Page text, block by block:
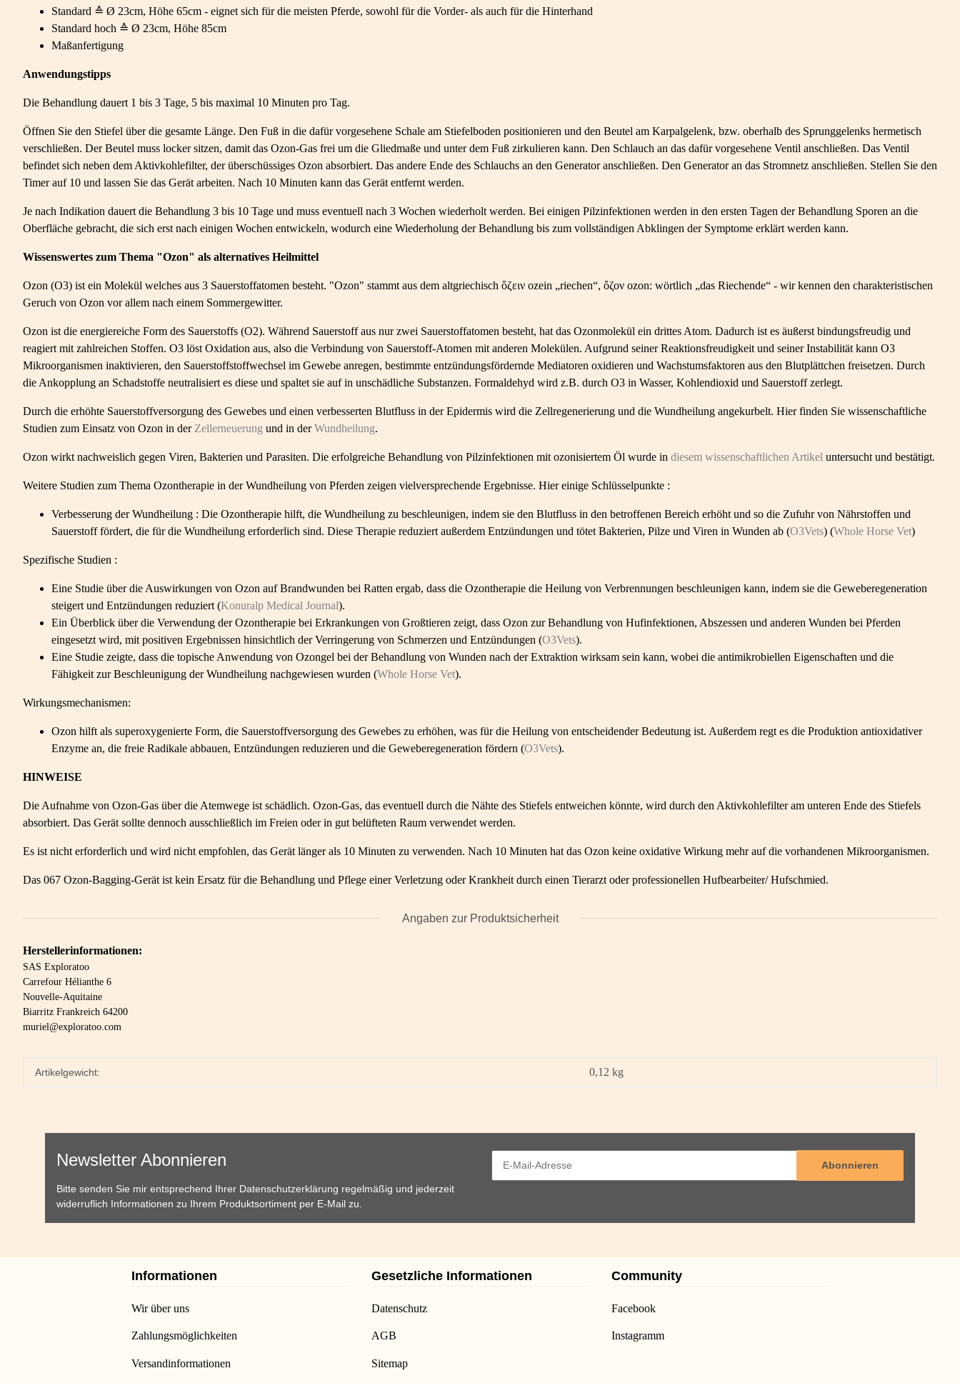
Standard ≙ Ø 23cm, Höhe 65cm - eignet sich für die meisten Pferde, sowohl für die Vorder- als auch für die Hinterhand
Standard hoch ≙ Ø 23cm, Höhe 85cm
Maßanfertigung
Anwendungstipps
Die Behandlung dauert 1 bis 3 Tage, 5 bis maximal 10 Minuten pro Tag.
Öffnen Sie den Stiefel über die gesamte Länge. Den Fuß in die dafür vorgesehene Schale am Stiefelboden positionieren und den Beutel am Karpalgelenk, bzw. oberhalb des Sprunggelenks hermetisch
verschließen. Der Beutel muss locker sitzen, damit das Ozon-Gas frei um die Gliedmaße und unter dem Fuß zirkulieren kann. Den Schlauch an das dafür vorgesehene Ventil anschließen. Das Ventil
befindet sich neben dem Aktivkohlefilter, der überschüssiges Ozon absorbiert. Das andere Ende des Schlauchs an den Generator anschließen. Den Generator an das Stromnetz anschließen. Stellen Sie den
Timer auf 10 und lassen Sie das Gerät arbeiten. Nach 10 Minuten kann das Gerät entfernt werden.
Je nach Indikation dauert die Behandlung 3 bis 10 Tage und muss eventuell nach 3 Wochen wiederholt werden. Bei einigen Pilzinfektionen werden in den ersten Tagen der Behandlung Sporen an die
Oberfläche gebracht, die sich erst nach einigen Wochen entwickeln, wodurch eine Wiederholung der Behandlung bis zum vollständigen Abklingen der Symptome erklärt werden kann.
Wissenswertes zum Thema "Ozon" als alternatives Heilmittel
Ozon (O3) ist ein Molekül welches aus 3 Sauerstoffatomen besteht. "Ozon" stammt aus dem altgriechisch ὄζειν ozein „riechen“, ὄζον ozon: wörtlich „das Riechende“ - wir kennen den charakteristischen
Geruch von Ozon vor allem nach einem Sommergewitter.
Ozon ist die energiereiche Form des Sauerstoffs (O2). Während Sauerstoff aus nur zwei Sauerstoffatomen besteht, hat das Ozonmolekül ein drittes Atom. Dadurch ist es äußerst bindungsfreudig und
reagiert mit zahlreichen Stoffen. O3 löst Oxidation aus, also die Verbindung von Sauerstoff-Atomen mit anderen Molekülen. Aufgrund seiner Reaktionsfreudigkeit und seiner Instabilität kann O3
Mikroorganismen inaktivieren, den Sauerstoffstoffwechsel im Gewebe anregen, bestimmte entzündungsfördernde Mediatoren oxidieren und Wachstumsfaktoren aus den Blutplättchen freisetzen. Durch
die Ankopplung an Schadstoffe neutralisiert es diese und spaltet sie auf in unschädliche Substanzen. Formaldehyd wird z.B. durch O3 in Wasser, Kohlendioxid und Sauerstoff zerlegt.
Durch die erhöhte Sauerstoffversorgung des Gewebes und einen verbesserten Blutfluss in der Epidermis wird die Zellregenerierung und die Wundheilung angekurbelt. Hier finden Sie wissenschaftliche
Studien zum Einsatz von Ozon in der Zellerneuerung und in derWundheilung.
Ozon wirkt nachweislich gegen Viren, Bakterien und Parasiten. Die erfolgreiche Behandlung von Pilzinfektionen mit ozonisiertem Öl wurde in diesem wissenschaftlichen Artikel untersucht und bestätigt.
Weitere Studien zum Thema Ozontherapie in der Wundheilung von Pferden zeigen vielversprechende Ergebnisse. Hier einige Schlüsselpunkte :
Verbesserung der Wundheilung : Die Ozontherapie hilft, die Wundheilung zu beschleunigen, indem sie den Blutfluss in den betroffenen Bereich erhöht und so die Zufuhr von Nährstoffen und
Sauerstoff fördert, die für die Wundheilung erforderlich sind. Diese Therapie reduziert außerdem Entzündungen und tötet Bakterien, Pilze und Viren in Wunden ab (O3Vets) (Whole Horse Vet)
Spezifische Studien :
Eine Studie über die Auswirkungen von Ozon auf Brandwunden bei Ratten ergab, dass die Ozontherapie die Heilung von Verbrennungen beschleunigen kann, indem sie die Geweberegeneration
steigert und Entzündungen reduziert (Konuralp Medical Journal).
Ein Überblick über die Verwendung der Ozontherapie bei Erkrankungen von Großtieren zeigt, dass Ozon zur Behandlung von Hufinfektionen, Abszessen und anderen Wunden bei Pferden
eingesetzt wird, mit positiven Ergebnissen hinsichtlich der Verringerung von Schmerzen und Entzündungen (O3Vets).
Eine Studie zeigte, dass die topische Anwendung von Ozongel bei der Behandlung von Wunden nach der Extraktion wirksam sein kann, wobei die antimikrobiellen Eigenschaften und die
Fähigkeit zur Beschleunigung der Wundheilung nachgewiesen wurden (Whole Horse Vet).
Wirkungsmechanismen:
Ozon hilft als superoxygenierte Form, die Sauerstoffversorgung des Gewebes zu erhöhen, was für die Heilung von entscheidender Bedeutung ist. Außerdem regt es die Produktion antioxidativer
Enzyme an, die freie Radikale abbauen, Entzündungen reduzieren und die Geweberegeneration fördern (O3Vets).
HINWEISE
Die Aufnahme von Ozon-Gas über die Atemwege ist schädlich. Ozon-Gas, das eventuell durch die Nähte des Stiefels entweichen könnte, wird durch den Aktivkohlefilter am unteren Ende des Stiefels
absorbiert. Das Gerät sollte dennoch ausschließlich im Freien oder in gut belüfteten Raum verwendet werden.
Es ist nicht erforderlich und wird nicht empfohlen, das Gerät länger als 10 Minuten zu verwenden. Nach 10 Minuten hat das Ozon keine oxidative Wirkung mehr auf die vorhandenen Mikroorganismen.
Das 067 Ozon-Bagging-Gerät ist kein Ersatz für die Behandlung und Pflege einer Verletzung oder Krankheit durch einen Tierarzt oder professionellen Hufbearbeiter/ Hufschmied.
Angaben zur Produktsicherheit
Herstellerinformationen:
SAS Exploratoo
Carrefour Hélianthe 6
Nouvelle-Aquitaine
Biarritz Frankreich 64200
muriel@exploratoo.com
Artikelgewicht: 0,12 kg
Newsletter Abonnieren
Bitte senden Sie mir entsprechend Ihrer Datenschutzerklärung regelmäßig und jederzeit
widerruflich Informationen zu Ihrem Produktsortiment per E-Mail zu.
Abonnieren
Informationen
Wir über uns
Zahlungsmöglichkeiten
Versandinformationen
Gesetzliche Informationen
Datenschutz
AGB
Sitemap
Community
Facebook
Instagramm